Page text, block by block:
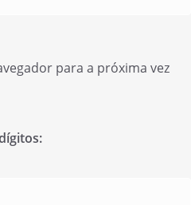
para a próxima vez